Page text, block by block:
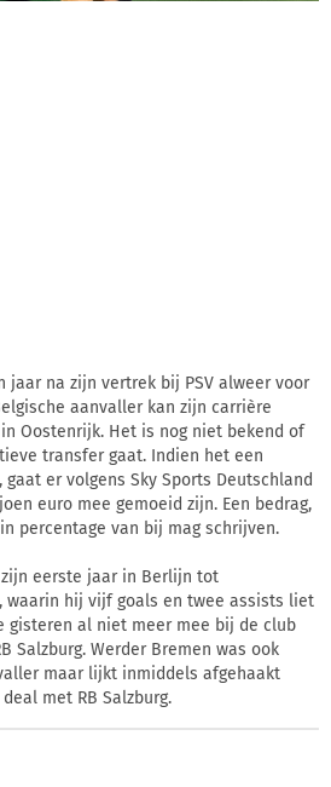
jaar na zijn vertrek bij PSV alweer voor
aanvaller kan zijn carrière
Oostenrijk. Het is nog niet bekend of
transfer gaat. Indien het een
er volgens Sky Sports Deutschland
euro mee gemoeid zijn. Een bedrag,
percentage van bij mag schrijven.
eerste jaar in Berlijn tot
waarin hij vijf goals en twee assists liet
gisteren al niet meer mee bij de club
Salzburg. Werder Bremen was ook
maar lijkt inmiddels afgehaakt
met RB Salzburg.